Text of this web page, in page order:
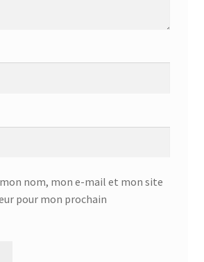
nom, mon e-mail et mon site
pour mon prochain